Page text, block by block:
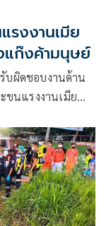
รงงานเมีย
ก๊งค้ามนุษย์
บผิดชอบงานด้าน
ขนแรงงานเมีย
เชีย 4